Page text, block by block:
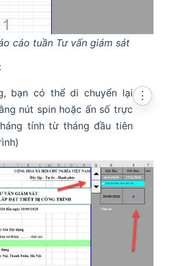
cáo tuần Tư vấn giám sát
:
bạn có thể di chuyển lại
nút spin hoặc ấn số trực
tính từ tháng đầu tiên
⋮